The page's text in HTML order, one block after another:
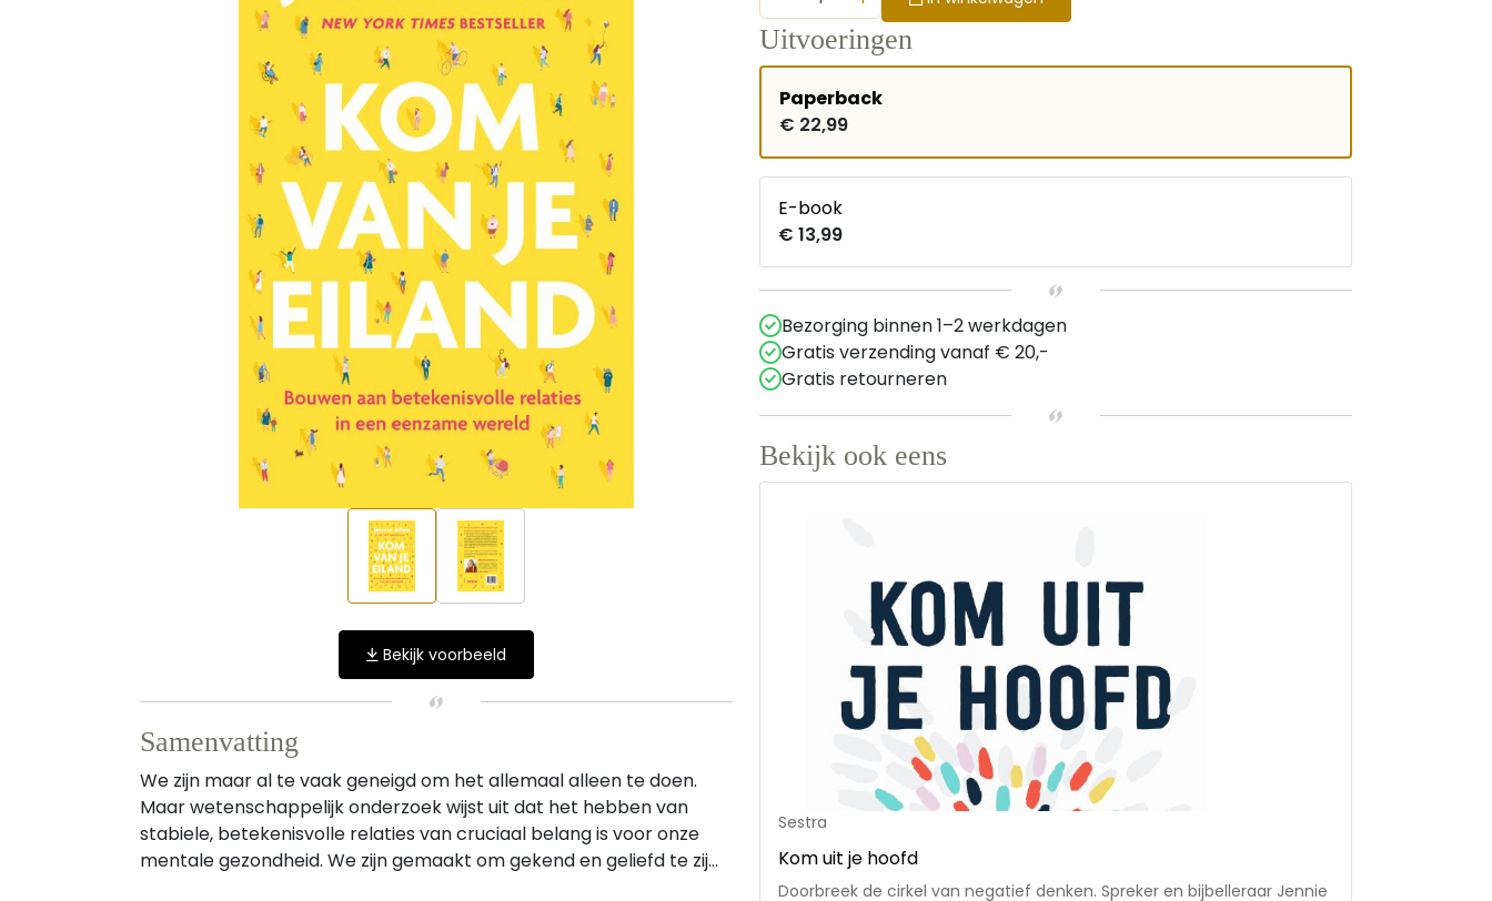
Bekijk voorbeeld
Samenvatting
We zijn maar al te vaak geneigd om het allemaal alleen te doen.
Maar wetenschappelijk onderzoek wijst uit dat het hebben van
stabiele, betekenisvolle relaties van cruciaal belang is voor onze
mentale gezondheid. We zijn gemaakt om gekend en geliefd te zij...
Uitvoeringen
Paperback
€ 22,99
E-book
€ 13,99
Bezorging binnen 1–2 werkdagen
Gratis verzending vanaf € 20,-
Gratis retourneren
Bekijk ook eens
Sestra
Kom uit je hoofd
Doorbreek de cirkel van negatief denken. Spreker en bijbelleraar Jennie